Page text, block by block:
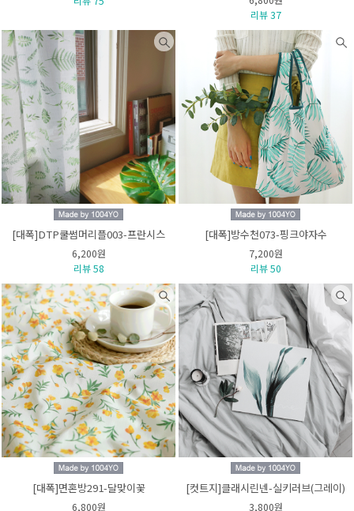
리뷰 37
[대폭]DTP쿨썸머리플003-프란시스
6,200원
리뷰 58
[대폭]방수천073-핑크야자수
7,200원
리뷰 50
[대폭]면혼방291-달맞이꽃
6,800원
[컷트지]클래시린넨-실키러브(그레이)
3,800원